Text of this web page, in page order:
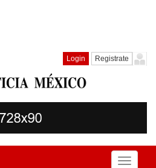
Login Registrate
Toggle